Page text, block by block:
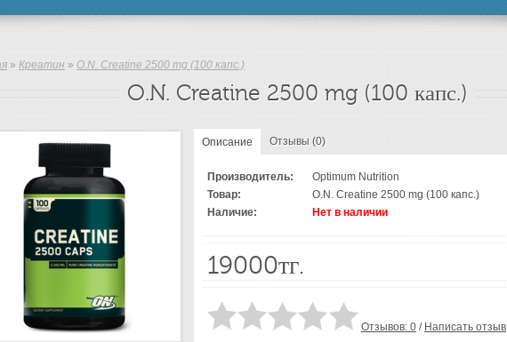
» Креатин » O.N. Creatine 2500 mg (100 капс.)
O.N. Creatine 2500 mg (100 капс.)
Описание Отзывы (0)
Производитель:
Optimum Nutrition
Товар:
O.N. Creatine 2500 mg (100 капс.)
Наличие:
Нет в наличии
19000тг.
Отзывов: 0 / Написать отзыв